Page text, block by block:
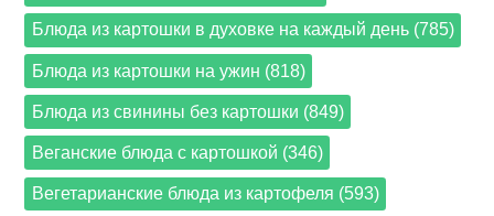
Блюда из картошки в духовке на каждый день (785)
Блюда из картошки на ужин (818)
Блюда из свинины без картошки (849)
Веганские блюда с картошкой (346)
Вегетарианские блюда из картофеля (593)